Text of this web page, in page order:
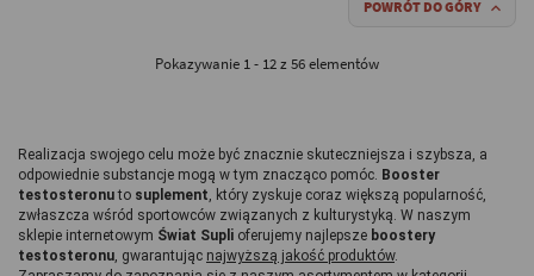
POWRÓT DO GÓRY 
Pokazywanie 1 - 12 z 56 elementów
Realizacja swojego celu może być znacznie skuteczniejsza i szybsza, a
odpowiednie substancje mogą w tym znacząco pomóc. Booster
testosteronu to suplement, który zyskuje coraz większą popularność,
zwłaszcza wśród sportowców związanych z kulturystyką. W naszym
sklepie internetowym Świat Supli oferujemy najlepsze boostery
testosteronu, gwarantując najwyższą jakość produktów.